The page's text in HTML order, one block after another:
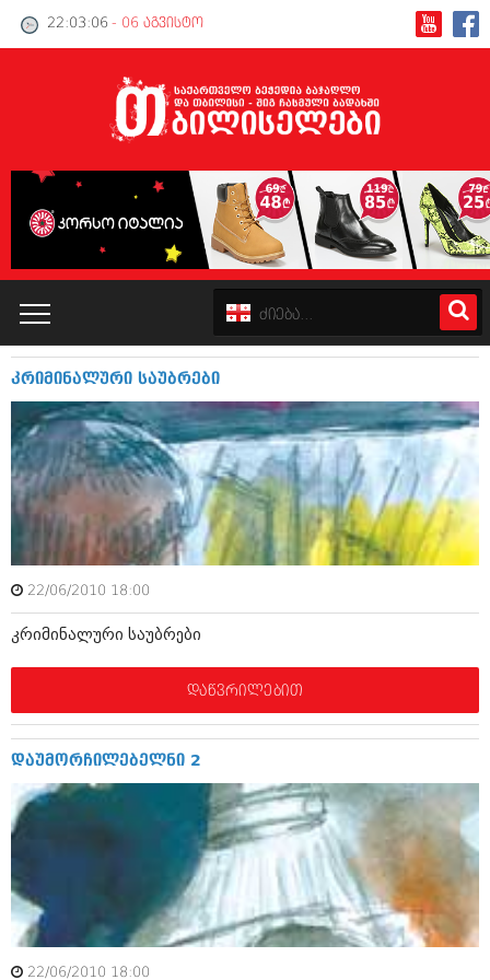
22:03:06 - 06 აგვისტო
პოლიტიკა
ინტერვიუები
საზოგადოება
მოდი, ვილაპარაკოთ
მოდა + დიზაინი
სპორტი
კატალოგი
პოლიტიკა
ინტერვიუები
ამბები
საზოგადოება
მოდი, ვილაპარაკოთ
მედიცინა
სპორტი
კადრს მიღმა
ბელადები
კრიმინალური საუბრები
22/06/2010 18:00
კრიმინალური საუბრები
დაწვრილებით
დაუმორჩილებელნი 2
22/06/2010 18:00